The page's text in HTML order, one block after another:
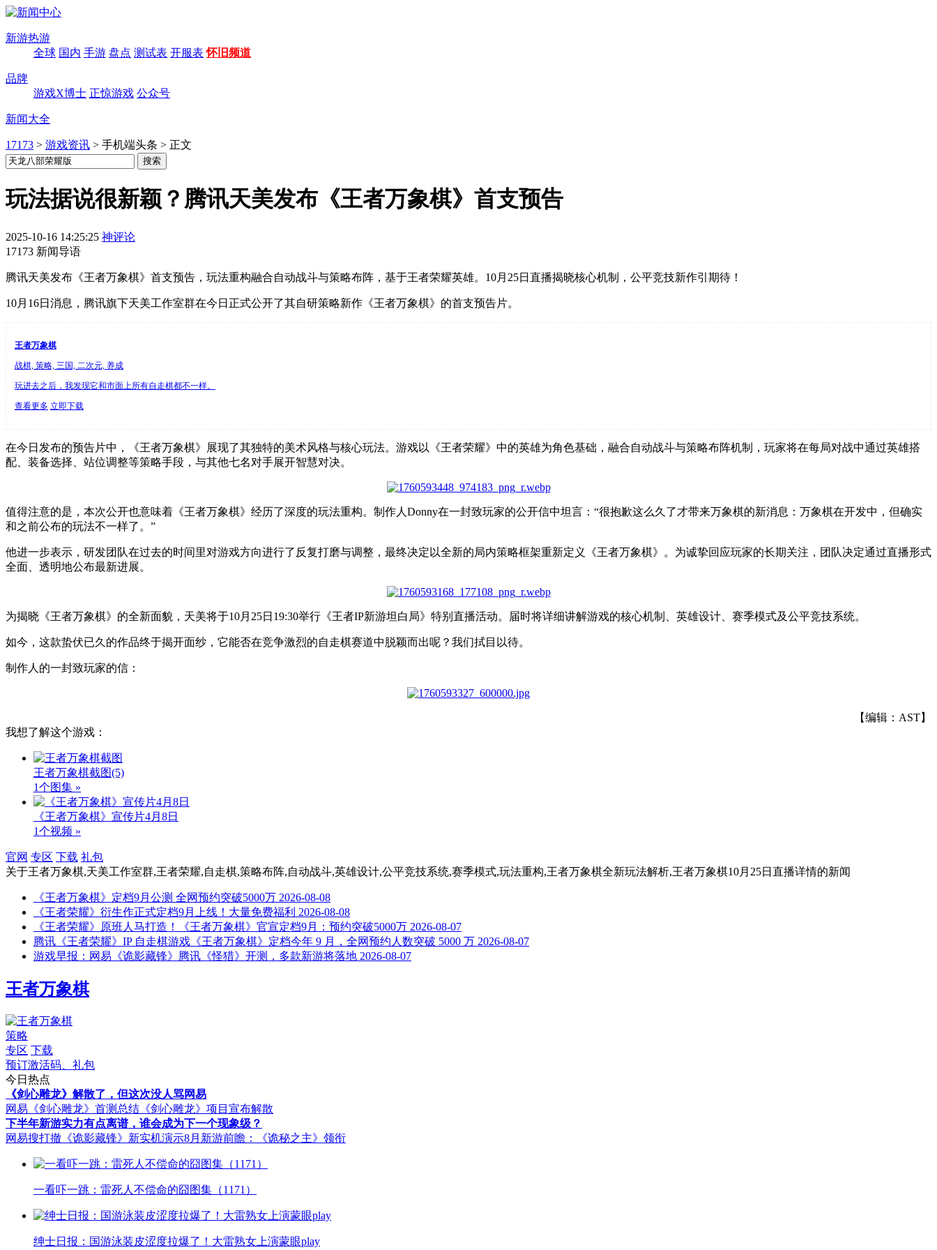
新游热游
全球 国内 手游 盘点 测试表 开服表 怀旧频道
品牌
游戏X博士 正惊游戏 公众号
新闻大全
17173 > 游戏资讯 > 手机端头条 > 正文
玩法据说很新颖？腾讯天美发布《王者万象棋》首支预告
2025-10-16 14:25:25 神评论
17173 新闻导语
腾讯天美发布《王者万象棋》首支预告，玩法重构融合自动战斗与策略布阵，基于王者荣耀英雄。10月25日直播揭晓核心机制，公平竞技新作引期待！
10月16日消息，腾讯旗下天美工作室群在今日正式公开了其自研策略新作《王者万象棋》的首支预告片。
王者万象棋
战棋, 策略, 三国, 二次元, 养成
玩进去之后，我发现它和市面上所有自走棋都不一样。
查看更多 立即下载
在今日发布的预告片中，《王者万象棋》展现了其独特的美术风格与核心玩法。游戏以《王者荣耀》中的英雄为角色基础，融合自动战斗与策略布阵机制，玩家将在每局对战中通过英雄搭
配、装备选择、站位调整等策略手段，与其他七名对手展开智慧对决。
值得注意的是，本次公开也意味着《王者万象棋》经历了深度的玩法重构。制作人Donny在一封致玩家的公开信中坦言：“很抱歉这么久了才带来万象棋的新消息：万象棋在开发中，但确实
和之前公布的玩法不一样了。”
他进一步表示，研发团队在过去的时间里对游戏方向进行了反复打磨与调整，最终决定以全新的局内策略框架重新定义《王者万象棋》。为诚挚回应玩家的长期关注，团队决定通过直播形式
全面、透明地公布最新进展。
为揭晓《王者万象棋》的全新面貌，天美将于10月25日19:30举行《王者IP新游坦白局》特别直播活动。届时将详细讲解游戏的核心机制、英雄设计、赛季模式及公平竞技系统。
如今，这款蛰伏已久的作品终于揭开面纱，它能否在竞争激烈的自走棋赛道中脱颖而出呢？我们拭目以待。
制作人的一封致玩家的信：
【编辑：AST】
我想了解这个游戏：
王者万象棋截图(5)
1个图集 »
《王者万象棋》宣传片4月8日
1个视频 »
官网 专区 下载 礼包
关于王者万象棋,天美工作室群,王者荣耀,自走棋,策略布阵,自动战斗,英雄设计,公平竞技系统,赛季模式,玩法重构,王者万象棋全新玩法解析,王者万象棋10月25日直播详情的新闻
《王者万象棋》定档9月公测 全网预约突破5000万 2026-08-08
《王者荣耀》衍生作正式定档9月上线！大量免费福利 2026-08-08
《王者荣耀》原班人马打造！《王者万象棋》官宣定档9月：预约突破5000万 2026-08-07
腾讯《王者荣耀》IP 自走棋游戏《王者万象棋》定档今年 9 月，全网预约人数突破 5000 万 2026-08-07
游戏早报：网易《诡影藏锋》腾讯《怪猎》开测，多款新游将落地 2026-08-07
王者万象棋
策略
专区 下载
预订激活码、礼包
今日热点
《剑心雕龙》解散了，但这次没人骂网易
网易《剑心雕龙》首测总结 《剑心雕龙》项目宣布解散
下半年新游实力有点离谱，谁会成为下一个现象级？
网易搜打撤《诡影藏锋》新实机演示8月新游前瞻：《诡秘之主》领衔
一看吓一跳：雷死人不偿命的囧图集（1171）
绅士日报：国游泳装皮涩度拉爆了！大雷熟女上演蒙眼play